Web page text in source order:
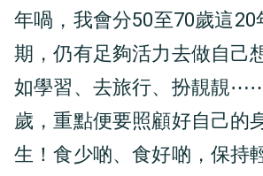
年喎，我會分50至70歲這20
期，仍有足夠活力去做自己
如學習、去旅行、扮靚靚
歲，重點便要照顧好自己的
生！食少啲、食好啲，保持